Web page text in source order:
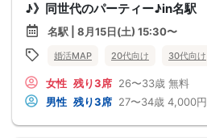
♪》同世代のパーティー♪in名駅
名駅 | 8月15日(土) 15:30〜
婚活MAP 20代向け 30代向け
女性 残り3席 26〜33歳 無料
男性 残り3席 27〜34歳 4,000円